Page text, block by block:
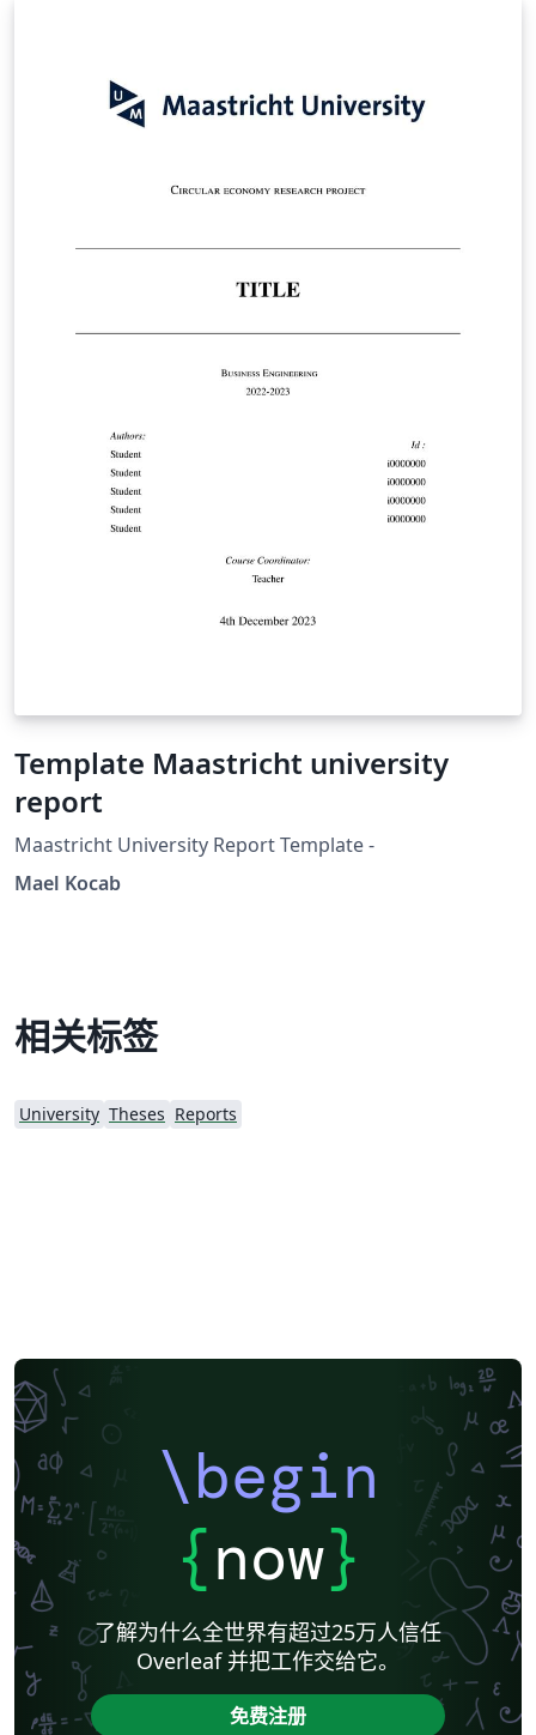
Maastricht University Doctoral Regulations may be
found here:
Template Maastricht university
report
Maastricht University Report Template -
Mael Kocab
相关标签
University Theses Reports
\begin
{now}
了解为什么全世界有超过25万人信任
Overleaf 并把工作交给它。
免费注册